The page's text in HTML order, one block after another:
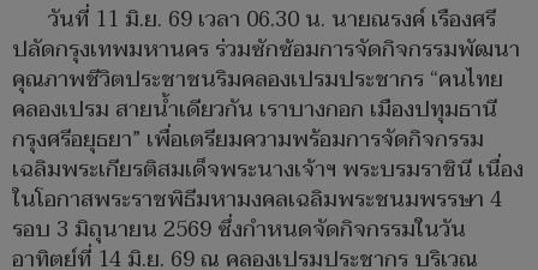
วันที่ 11 มิ.ย. 69 เวลา 06.30 น. นายณรงค์ เรืองศรี
ปลัดกรุงเทพมหานคร ร่วมซักซ้อมการจัดกิจกรรมพัฒนา
คุณภาพชีวิตประชาชนริมคลองเปรมประชากร “คนไทย
คลองเปรม สายน้ำเดียวกัน เราบางกอก เมืองปทุมธานี
กรุงศรีอยุธยา” เพื่อเตรียมความพร้อมการจัดกิจกรรม
เฉลิมพระเกียรติสมเด็จพระนางเจ้าฯ พระบรมราชินี เนื่อง
ในโอกาสพระราชพิธีมหามงคลเฉลิมพระชนมพรรษา 4
รอบ 3 มิถุนายน 2569 ซึ่งกำหนดจัดกิจกรรมในวัน
อาทิตย์ที่ 14 มิ.ย. 69 ณ คลองเปรมประชากร บริเวณ